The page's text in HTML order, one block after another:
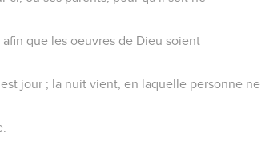
que les oeuvres de Dieu soient
jour ; la nuit vient, en laquelle personne ne